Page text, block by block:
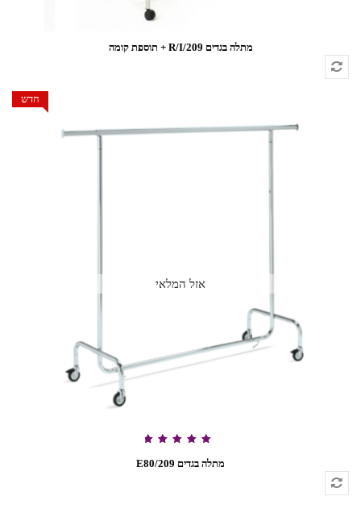
מתלה בגדים 209/R/I + תוספת קומה
חדש
דורג 5.00
מתוך 5
מתלה בגדים 209/E80